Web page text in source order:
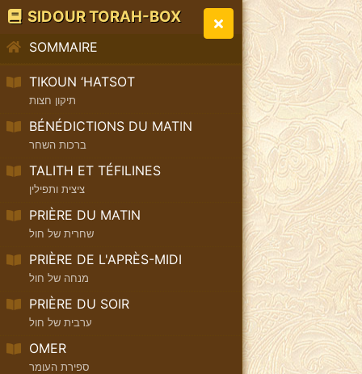
SIDOUR TORAH-BOX
SOMMAIRE
TIKOUN ‘HATSOT
תיקון חצות
BÉNÉDICTIONS DU MATIN
ברכות השחר
TALITH ET TÉFILINES
ציצית ותפילין
PRIÈRE DU MATIN
שחרית של חול
PRIÈRE DE L'APRÈS-MIDI
מנחה של חול
PRIÈRE DU SOIR
ערבית של חול
OMER
ספירת העומר